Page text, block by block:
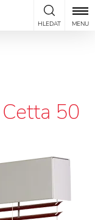
HLEDAT MENU
Cetta 50